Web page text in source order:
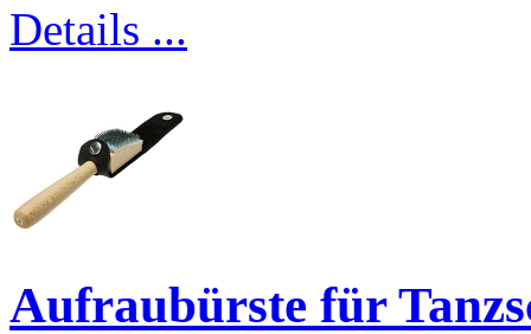
Details ...
Aufraubürste für